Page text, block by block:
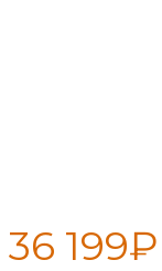
36 199₽